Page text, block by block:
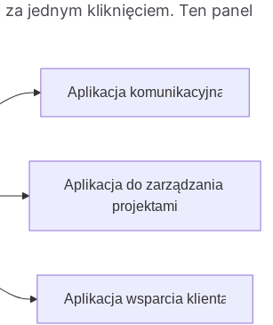
jednym kliknięciem. Ten panel